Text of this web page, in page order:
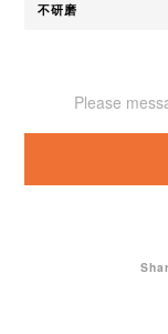
Please